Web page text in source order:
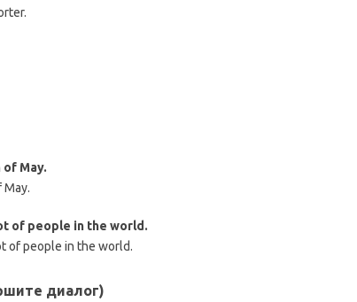
of May.
of people in the world.
of people in the world.
диалог)